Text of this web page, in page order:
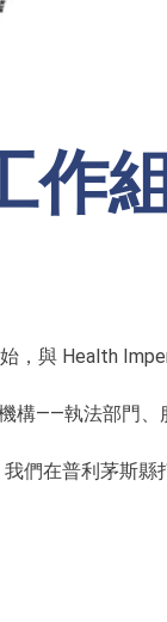
作
，與 Health
構——執法部門、
們在普利茅斯縣